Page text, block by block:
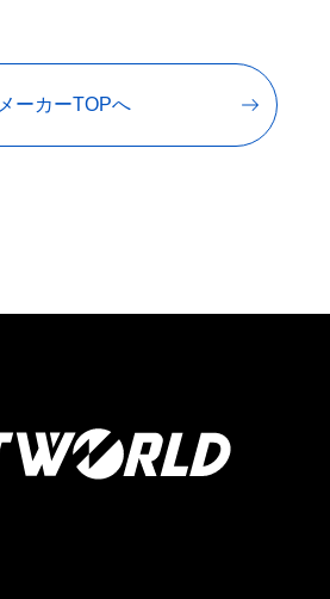
メーカーTOPへ